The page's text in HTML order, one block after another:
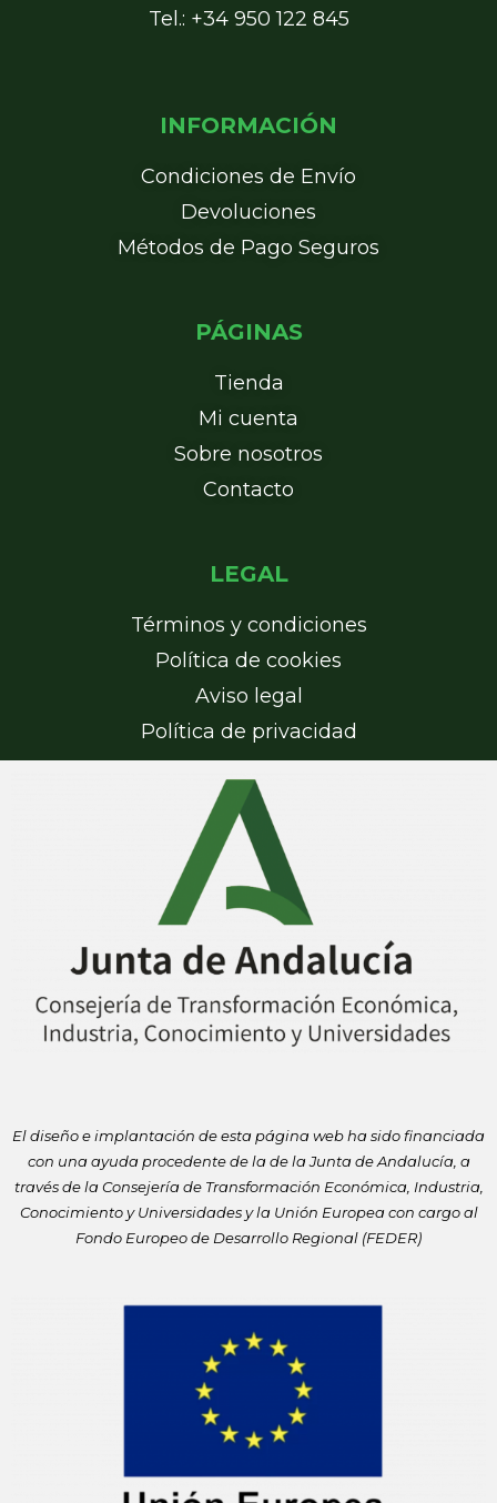
Tel.: +34 950 122 845
INFORMACIÓN
Condiciones de Envío
Devoluciones
Métodos de Pago Seguros
PÁGINAS
Tienda
Mi cuenta
Sobre nosotros
Contacto
LEGAL
Términos y condiciones
Política de cookies
Aviso legal
Política de privacidad
El diseño e implantación de esta página web ha sido financiada
con una ayuda procedente de la de la Junta de Andalucía, a
través de laConsejería de Transformación Económica, Industria,
Conocimiento yUniversidades y la Unión Europea con cargo al
Fondo Europeo de Desarrollo Regional (FEDER)